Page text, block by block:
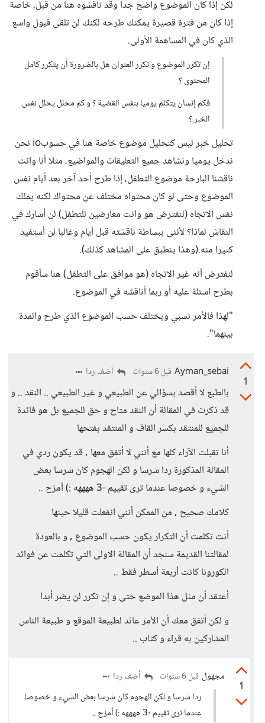
لكن إذا كان الموضوع واضح جدا وقد ناقشوه هنا من قبل، خاصة
إذا كان من فترة قصيرة يمكنك طرحه لكنك لن تلقى قبول واسع
الذي كان في المساهمة الأولى.
إن تكرر الموضوع و تكرر العنوان هل بالضرورة أن يتكرر كامل
المحتوى ؟
فكم إنسان يتكلم يوميا بنفس القضية ؟ و كم محلل يحلل نفس
الخبر ؟
تحليل خبر ليس كتحليل موضوع خاصة هنا في حسوبio نحن
ندخل يوميا ونشاهد جميع التعليقات والمواضيع، مثلا أنا وانت
ناقشنا البارحة موضوع التطفل، إذا طرح أحد آخر بعد أيام نفس
الموضوع وحتى لو كان محتواه مختلف عن محتواك لكنه يملك
نفس الاتجاه (لنفترض هو وانت معارضين للتطفل) لن أشارك في
النقاش لماذا؟ لأننى ببساطة ناقشته قبل أيام وغالبا لن أستفيد
كثيرا منه.(وهذا ينطبق على المشاهد كذلك).
لنفترض أنه غير الاتجاه (هو موافق على التطفل) هنا سأقوم
بطرح اسئلة عليه أو ربما أناقشه في الموضوع.
"لهذا فالأمر نسبي ويختلف حسب الموضوع الذي طرح والمدة
بينهما".
1
Ayman_sebai قبل 6 سنوات أضف ردا
بالطبع لا أقصد بسؤالي عن الطبيعي و غير الطبيعي .. النقد .. و
قد ذكرت في المقالة أن النقد متاح و حق للجميع بل هو فائدة
للجميع للمنتقد بكسر القاف و المنتقد بفتحها
أنا تقبلت الآراء كلها مع أنني لا أتفق معها , قد يكون ردي في
المقالة المذكورة ردا شرسا و لكن الهجوم كان شرسا بعض
الشيء و خصوصا عندما ترى تقييم -3 ههههه :) أمزح ..
كلامك صحيح , من الممكن أنني انفعلت قليلا حينها
أنت تكلمت أن التكرار يكون حسب الموضوع , و بالعودة
لمقالتنا القديمة سنجد أن المقالة الاولى التي تكلمت عن فوائد
الكورونا كانت أربعة أسطر فقط ..
أعتقد أن مثل هذا الموضع حتى و إن تكرر لن يضر أبدا
و لكن أتفق معك أن الأمر عائد لطبيعة الموقع و طبيعة الناس
المشاركين به قراء و كتاب ..
1
مجهول قبل 6 سنوات
أضف ردا
ردا شرسا و لكن الهجوم كان شرسا بعض الشيء و خصوصا
عندما ترى تقييم -3 ههههه :) أمزح ..